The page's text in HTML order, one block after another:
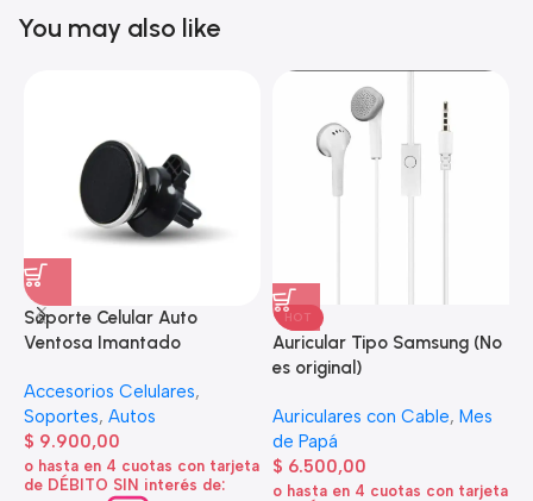
You may also like
Soporte Celular Auto
Ventosa Imantado
Accesorios Celulares,
Soportes, Autos
$ 9.900,00
o hasta en 4 cuotas con tarjeta
de DÉBITO SIN interés de:
HOT
Auricular Tipo Samsung (No
es original)
Auriculares con Cable, Mes
de Papá
$ 6.500,00
o hasta en 4 cuotas con tarjeta